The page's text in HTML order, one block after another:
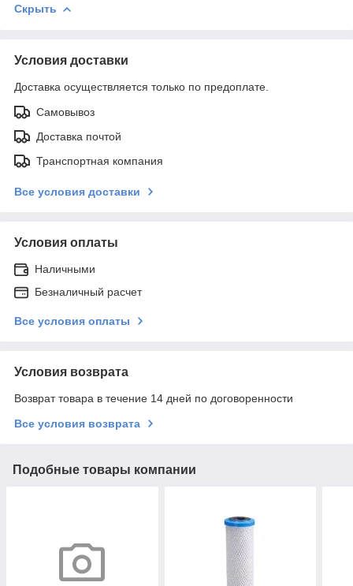
Скрыть
Условия доставки
Доставка осуществляется только по предоплате.
Самовывоз
Доставка почтой
Транспортная компания
Все условия доставки
Условия оплаты
Наличными
Безналичный расчет
Все условия оплаты
Условия возврата
Возврат товара в течение 14 дней по договоренности
Все условия возврата
Подобные товары компании